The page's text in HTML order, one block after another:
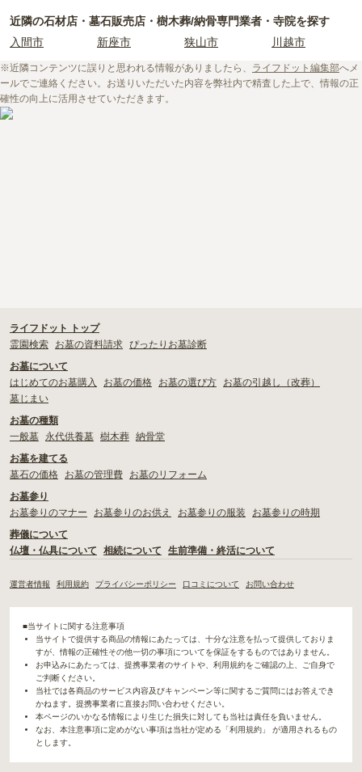
を情報発信しています。
初めての寺院墓地選びに不安がある方はぜひ下記の記事をご一読く
ださい。
・寺院墓地の使用料相場は約77万円。檀家料などの費用も必要
・
日高市
朝霞市 上尾市
越生町
川口市
戸田市
鳩山町
近隣の石材店・墓石販売店・樹木葬/納骨専門業者・寺院を探す
入間市
新座市 狭山市 川越市
※近隣コンテンツに誤りと思われる情報がありましたら、 ライフドット編集部へメ
ールでご連絡ください。お送りいただいた内容を弊社内で精査した上で、情報の正
確性の向上に活用させていただきます。
ライフドット トップ
霊園検索
お墓の資料請求 ぴったりお墓診断
お墓について
はじめてのお墓購入
お墓の価格 お墓の選び方
お墓の引越し（改葬）
墓じまい
お墓の種類
一般墓
永代供養墓 樹木葬 納骨堂
お墓を建てる
墓石の価格
お墓の管理費
お墓のリフォーム
お墓参り
お墓参りのマナー
お墓参りのお供え お墓参りの服装
お墓参りの時期
葬儀について
仏壇・仏具について
相続について 生前準備・終活について
運営者情報 利用規約 プライバシーポリシー 口コミについて お問い合わせ
■当サイトに関する注意事項
当サイトで提供する商品の情報にあたっては、十分な注意を払って提供しておりま
すが、情報の正確性その他一切の事項についてを保証をするものではありません。
お申込みにあたっては、提携事業者のサイトや、利用規約をご確認の上、ご自身で
ご判断ください。
当社では各商品のサービス内容及びキャンペーン等に関するご質問にはお答えでき
かねます。提携事業者に直接お問い合わせください。
本ページのいかなる情報により生じた損失に対しても当社は責任を負いません。
なお、本注意事項に定めがない事項は当社が定める「利用規約」 が適用されるもの
とします。